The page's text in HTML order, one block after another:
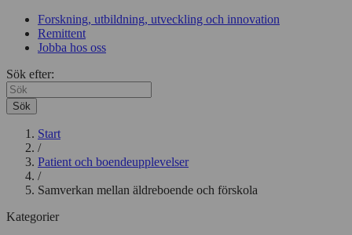
Forskning, utbildning, utveckling och innovation
Remittent
Jobba hos oss
Sök efter:
Sök
Start
/
Patient och boendeupplevelser
/
Samverkan mellan äldreboende och förskola
Kategorier